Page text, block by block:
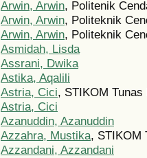
Arwin, Arwin, Politenik
Arwin, Arwin, Politeknik
Arwin, Arwin, Politeknik
Asmidah, Lisda
Assrani, Dwika
Astika, Aqalili
Astria, Cici, STIKOM
Astria, Cici
Azanuddin, Azanuddin
Azzahra, Mustika, STIKOM
Azzandani, Azzandani